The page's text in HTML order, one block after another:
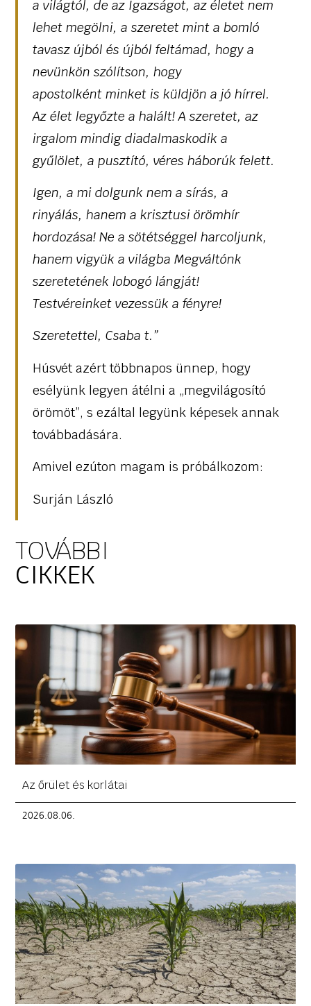
a világtól, de az Igazságot, az életet nem
lehet megölni, a szeretet mint a bomló
tavasz újból és újból feltámad, hogy a
nevünkön szólítson, hogy
apostolként minket is küldjön a jó hírrel.
Az élet legyőzte a halált! A szeretet, az
irgalom mindig diadalmaskodik a
gyűlölet, a pusztító, véres háborúk felett.
Igen, a mi dolgunk nem a sírás, a
rinyálás, hanem a krisztusi örömhír
hordozása! Ne a sötétséggel harcoljunk,
hanem vigyük a világba Megváltónk
szeretetének lobogó lángját!
Testvéreinket vezessük a fényre!
Szeretettel, Csaba t.”
Húsvét azért többnapos ünnep, hogy
esélyünk legyen átélni a „megvilágosító
örömöt”, s ezáltal legyünk képesek annak
továbbadására.
Amivel ezúton magam is próbálkozom:
Surján László
TOVÁBBI
CIKKEK
Az őrület és korlátai
2026.08.06.